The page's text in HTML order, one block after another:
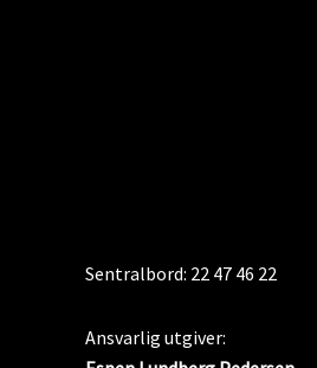
Sentralbord: 22 47 46 22
Ansvarlig utgiver: